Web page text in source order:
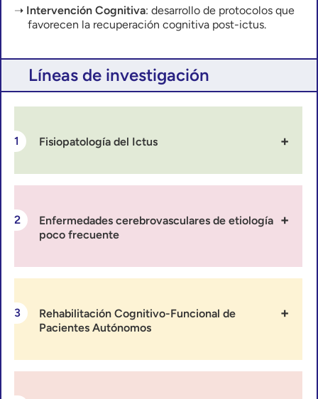
Intervención Cognitiva: desarrollo de protocolos que
favorecen la recuperación cognitiva post-ictus.
Líneas de investigación
Fisiopatología del Ictus
Enfermedades cerebrovasculares de etiología
poco frecuente
Rehabilitación Cognitivo-Funcional de
Pacientes Autónomos